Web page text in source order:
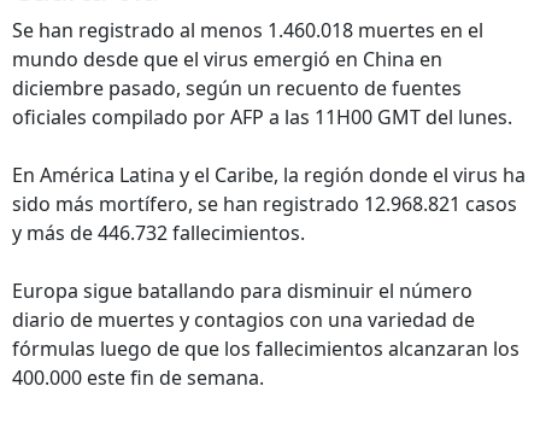
Se han registrado al menos 1.460.018 muertes en el
mundo desde que el virus emergió en China en
diciembre pasado, según un recuento de fuentes
oficiales compilado por AFP a las 11H00 GMT del lunes.
En América Latina y el Caribe, la región donde el virus ha
sido más mortífero, se han registrado 12.968.821 casos
y más de 446.732 fallecimientos.
Europa sigue batallando para disminuir el número
diario de muertes y contagios con una variedad de
fórmulas luego de que los fallecimientos alcanzaran los
400.000 este fin de semana.